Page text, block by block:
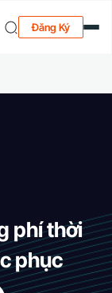
Đăng Ký
phí thời
phục